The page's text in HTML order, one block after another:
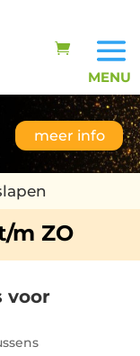
meer info
m ZO
voor